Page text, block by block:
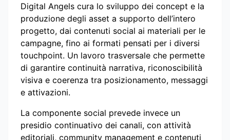
Digital Angels cura lo sviluppo dei concept e la
produzione degli asset a supporto dell’intero
progetto, dai contenuti social ai materiali per le
campagne, fino ai formati pensati per i diversi
touchpoint. Un lavoro trasversale che permette
di garantire continuità narrativa, riconoscibilità
visiva e coerenza tra posizionamento, messaggi
e attivazioni.
La componente social prevede invece un
presidio continuativo dei canali, con attività
editoriali, community management e contenuti